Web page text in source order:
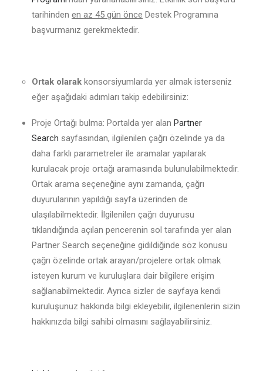
tarihinden en az 45 gün önce Destek Programına
başvurmanız gerekmektedir.
Ortak olarak konsorsiyumlarda yer almak isterseniz
eğer aşağıdaki adımları takip edebilirsiniz:
Proje Ortağı bulma: Portalda yer alan Partner
Search sayfasından, ilgilenilen çağrı özelinde ya da
daha farklı parametreler ile aramalar yapılarak
kurulacak proje ortağı aramasında bulunulabilmektedir.
Ortak arama seçeneğine aynı zamanda, çağrı
duyurularının yapıldığı sayfa üzerinden de
ulaşılabilmektedir. İlgilenilen çağrı duyurusu
tıklandığında açılan pencerenin sol tarafında yer alan
Partner Search seçeneğine gidildiğinde söz konusu
çağrı özelinde ortak arayan/projelere ortak olmak
isteyen kurum ve kuruluşlara dair bilgilere erişim
sağlanabilmektedir. Ayrıca sizler de sayfaya kendi
kuruluşunuz hakkında bilgi ekleyebilir, ilgilenenlerin sizin
hakkınızda bilgi sahibi olmasını sağlayabilirsiniz.